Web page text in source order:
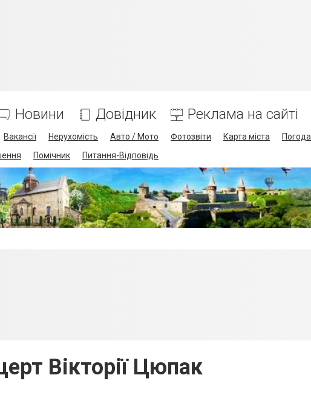
Новини Довідник Реклама на сайті
Вакансії Нерухомість Авто / Мото Фотозвіти Карта міста
Погода
Помічник Питання-Відповідь
Вікторії Цюпак